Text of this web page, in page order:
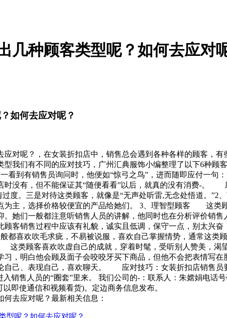
几种顾客类型呢？如何去应对
如何去应对呢？
对呢？，在女装折扣店中，销售总会遇到各种各样的顾客，
我们有不同的应对技巧，广州汇典服饰小编整理了以下6种顾
有销售员询问时，他便如“惊弓之鸟”，进而随即应付一句：
时没有，但不能保证其“随便看看”以后，就真的没有消费-。
过度。三是对待这类顾客，就像是“无声处听雷,无念处悟道。
主，选择价格较便宜的产品给她们。 3、理智型顾客 这类顾
她们一般都注意听销售人员的讲解，他同时也在分析评价销
销售过程中应该有礼貌，诚实且低调，保守一点，别太兴奋
喜欢吹毛求疵，不易被说服，喜欢自己掌握情势，通常这
类顾客喜欢吹虚自己的成就，穿着时髦，受听别人赞美，
，明白他会顾及面子会咬咬牙买下商品，但他不会把表情写
己、表现自己，喜欢聊天。 应对技巧：女装折扣店销售员
销售人员的“圈套”里来。 我们公司的-：联系人：朱嫦娟电话
即使通信和视频看货)。定边商务信息发布。
去应对呢？最新相关信息：